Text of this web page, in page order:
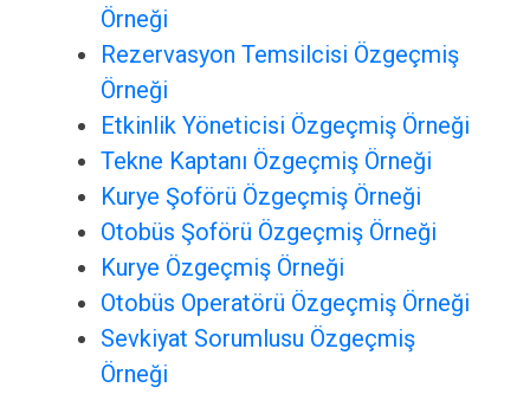
Örneği
Rezervasyon Temsilcisi Özgeçmiş
Örneği
Etkinlik Yöneticisi Özgeçmiş Örneği
Tekne Kaptanı Özgeçmiş Örneği
Kurye Şoförü Özgeçmiş Örneği
Otobüs Şoförü Özgeçmiş Örneği
Kurye Özgeçmiş Örneği
Otobüs Operatörü Özgeçmiş Örneği
Sevkiyat Sorumlusu Özgeçmiş
Örneği